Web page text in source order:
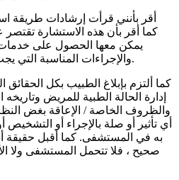
أقر بأنني قرأت إرشادات طريقة
كما أقر بأن هذه الاستشارة
يمكن معها الحصول على
والإجراءات المناسبة التي يجب تطبيقها في حالات الطوارئ.
كما ألتزم بإبلاغ الطبيب بكل الحقائق
إدارة الحالة الطبية للمريض
والظروف الخاصة / الإعاقة بغض
أي تأثير أو صلة بالإجراء أو التشخيص
به في المستشفى. كما أقبل حقيقة
صحيح ، فلا تتحمل المستشفى ولا